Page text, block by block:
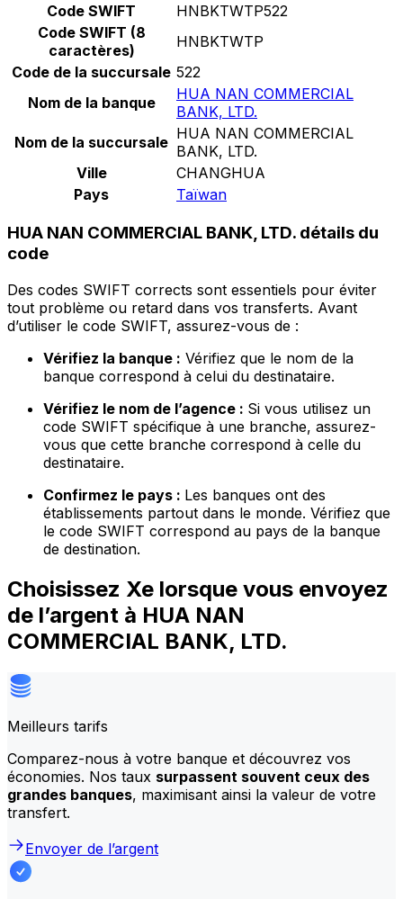
Code SWIFT
HNBKTWTP522
Code SWIFT (8
caractères)
HNBKTWTP
Code de la succursale 522
Nom de la banque
HUA NAN COMMERCIAL
BANK, LTD.
Nom de la succursale HUA NAN COMMERCIAL
BANK, LTD.
Ville
CHANGHUA
Pays
Taïwan
HUA NAN COMMERCIAL BANK, LTD. détails du
code
Des codes SWIFT corrects sont essentiels pour éviter
tout problème ou retard dans vos transferts. Avant
d’utiliser le code SWIFT, assurez-vous de :
Vérifiez la banque : Vérifiez que le nom de la
banque correspond à celui du destinataire.
Vérifiez le nom de l’agence : Si vous utilisez un
code SWIFT spécifique à une branche, assurez-
vous que cette branche correspond à celle du
destinataire.
Confirmez le pays : Les banques ont des
établissements partout dans le monde. Vérifiez que
le code SWIFT correspond au pays de la banque
de destination.
Choisissez Xe lorsque vous envoyez
de l’argent à HUA NAN
COMMERCIAL BANK, LTD.
Meilleurs tarifs
Comparez-nous à votre banque et découvrez vos
économies. Nos taux surpassent souvent ceux des
grandes banques, maximisant ainsi la valeur de votre
transfert.
Envoyer de l’argent